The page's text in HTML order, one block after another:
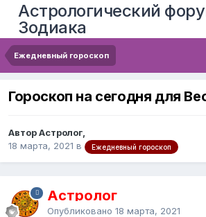
Астрологический
Зодиака
Ежедневный гороскоп
Гороскоп на сегодня для
Автор Астролог,
18 марта, 2021 в Ежедневный гороскоп
Астролог
Опубликовано 18 марта, 2021